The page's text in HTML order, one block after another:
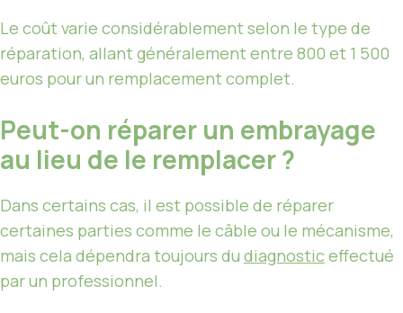
Le coût varie considérablement selon le type de
réparation, allant généralement entre 800 et 1 500
euros pour un remplacement complet.
Peut-on réparer un embrayage
au lieu de le remplacer ?
Dans certains cas, il est possible de réparer
certaines parties comme le câble ou le mécanisme,
mais cela dépendra toujours du diagnostic effectué
par un professionnel.